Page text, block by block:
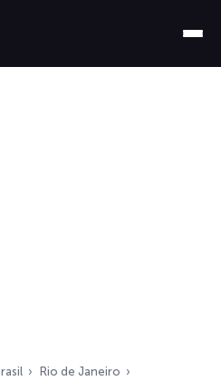
Rio de Janeiro